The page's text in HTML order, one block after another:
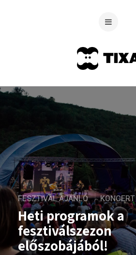
FESZTIVÁL AJÁNLÓ
Heti programok a
fesztiválszezon
előszobájából!